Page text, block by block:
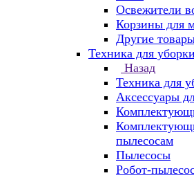
Освежители
Корзины для
Другие
Техника для уборки
Назад
Техника для
Аксессуары
пылесосам
Пылесосы
Робот-